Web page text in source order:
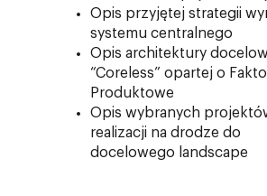
Opis przyjętej strategii
systemu centralnego
Opis architektury
“Coreless” opartej o
Produktowe
Opis wybranych
realizacji na drodze do
docelowego landscape